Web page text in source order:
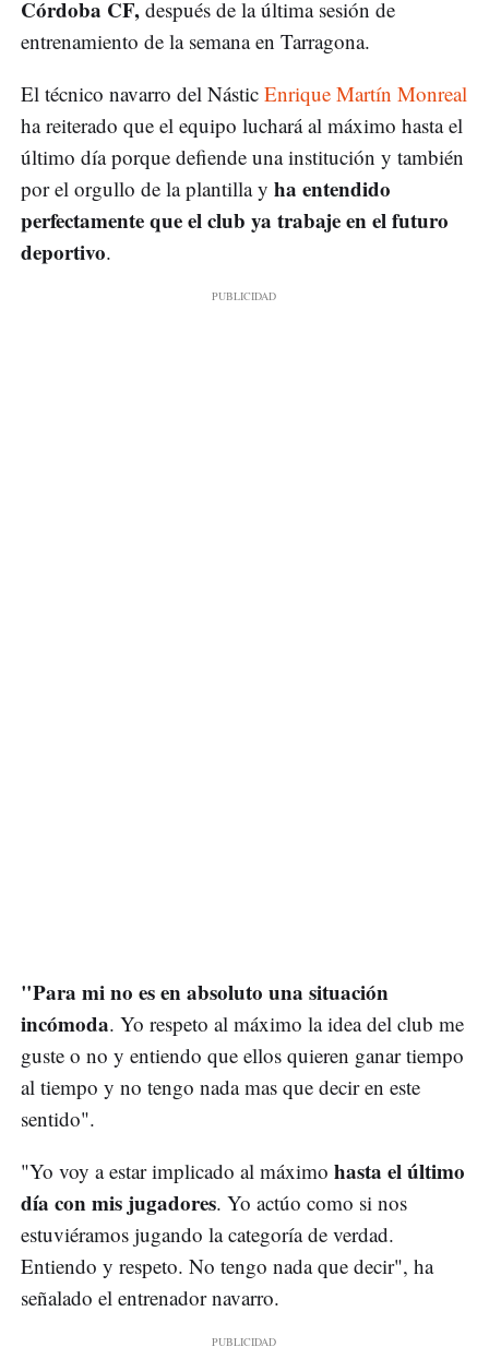
Córdoba CF, después de la última sesión de
entrenamiento de la semana en Tarragona.
El técnico navarro del Nástic Enrique Martín Monreal
ha reiterado que el equipo luchará al máximo hasta el
último día porque defiende una institución y también
por el orgullo de la plantilla y ha entendido
perfectamente que el club ya trabaje en el futuro
deportivo.
"Para mi no es en absoluto una situación
incómoda. Yo respeto al máximo la idea del club me
guste o no y entiendo que ellos quieren ganar tiempo
al tiempo y no tengo nada mas que decir en este
sentido".
"Yo voy a estar implicado al máximo hasta el último
día con mis jugadores. Yo actúo como si nos
estuviéramos jugando la categoría de verdad.
Entiendo y respeto. No tengo nada que decir", ha
señalado el entrenador navarro.